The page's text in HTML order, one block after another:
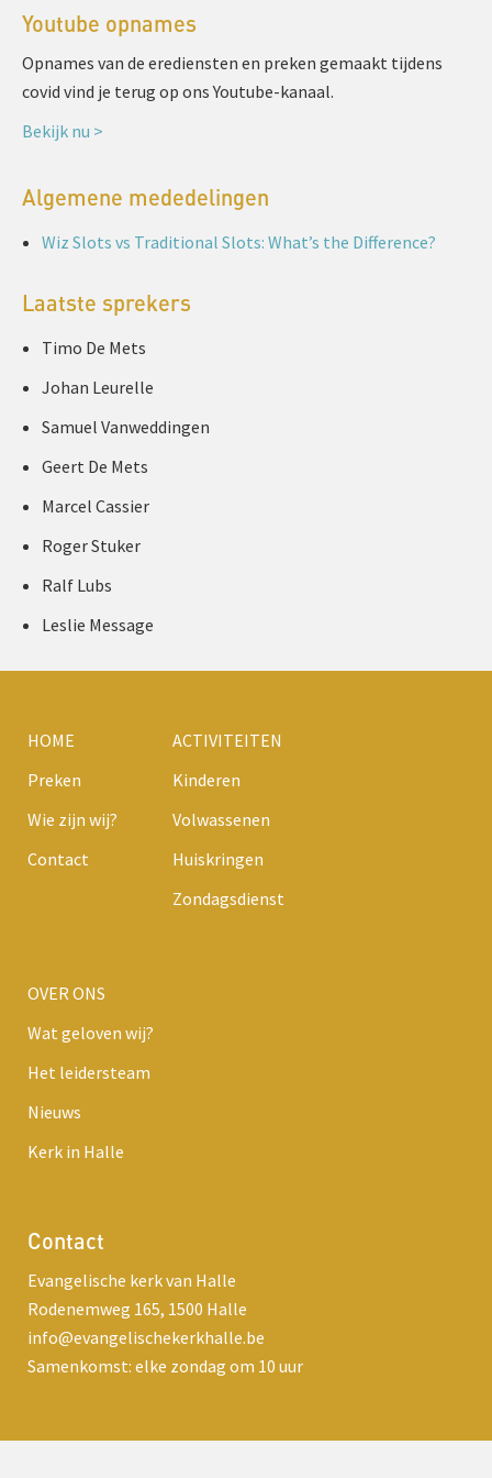
Youtube opnames
Opnames van de erediensten en preken gemaakt tijdens
covid vind je terug op ons Youtube-kanaal.
Bekijk nu >
Algemene mededelingen
Wiz Slots vs Traditional Slots: What’s the Difference?
Laatste sprekers
Timo De Mets
Johan Leurelle
Samuel Vanweddingen
Geert De Mets
Marcel Cassier
Roger Stuker
Ralf Lubs
Leslie Message
HOME
Preken
Wie zijn wij?
Contact
ACTIVITEITEN
Kinderen
Volwassenen
Huiskringen
Zondagsdienst
OVER ONS
Wat geloven wij?
Het leidersteam
Nieuws
Kerk in Halle
Contact
Evangelische kerk van Halle
Rodenemweg 165, 1500 Halle
info@evangelischekerkhalle.be
Samenkomst: elke zondag om 10 uur